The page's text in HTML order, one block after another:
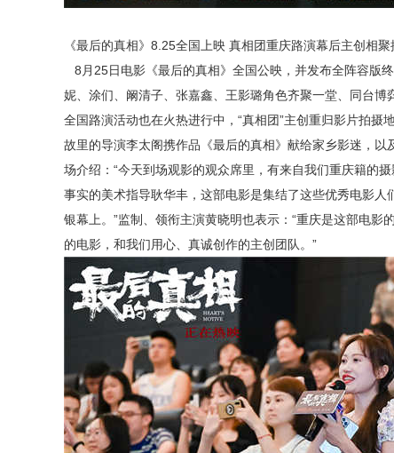
《最后的真相》8.25全国上映 真相团重庆路演幕后主创相聚
8月25日电影《最后的真相》全国公映，并发布全阵容版
妮、涂们、阚清子、张嘉鑫、王影璐角色齐聚一堂、同台
全国路演活动也在火热进行中，“真相团”主创重归影片拍
故里的导演李太阁携作品《最后的真相》献给家乡影迷，
场介绍：“今天到场观影的观众席里，有来自我们重庆籍的
事实的美术指导耿华丰，这部电影是集结了这些优秀电影
银幕上。”监制、领衔主演黄晓明也表示：“重庆是这部电
的电影，和我们用心、真诚创作的主创团队。”